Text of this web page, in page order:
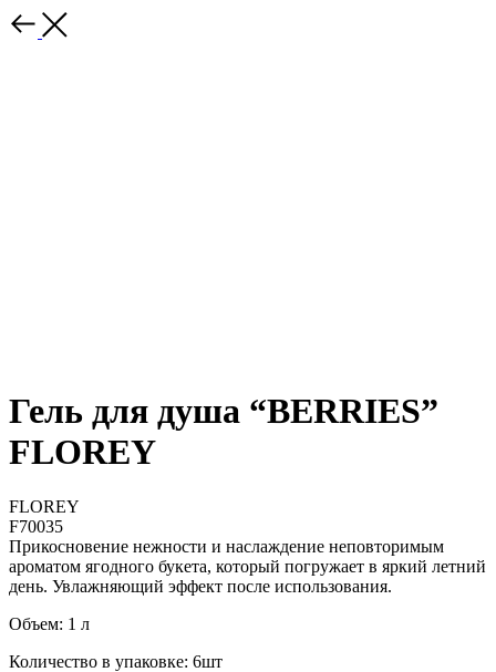
Гель для душа “BERRIES”
FLOREY
FLOREY
F70035
Прикосновение нежности и наслаждение неповторимым
ароматом ягодного букета, который погружает в яркий летний
день. Увлажняющий эффект после использования.
Объем: 1 л
Количество в упаковке: 6шт